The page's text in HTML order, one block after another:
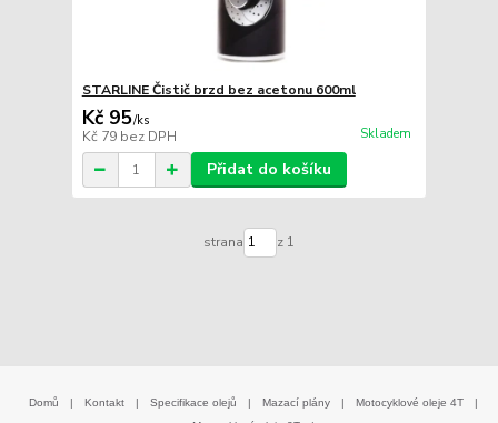
STARLINE Čistič brzd bez acetonu 600ml
Kč 95/ks
Kč 79 bez DPH Skladem
Přidat do košíku
strana z 1
Domů | Kontakt | Specifikace olejů | Mazací plány | Motocyklové oleje 4T
|